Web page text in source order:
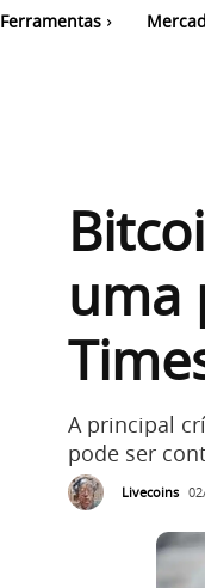
Ferramentas
uma
A principal
pode ser
Livecoins